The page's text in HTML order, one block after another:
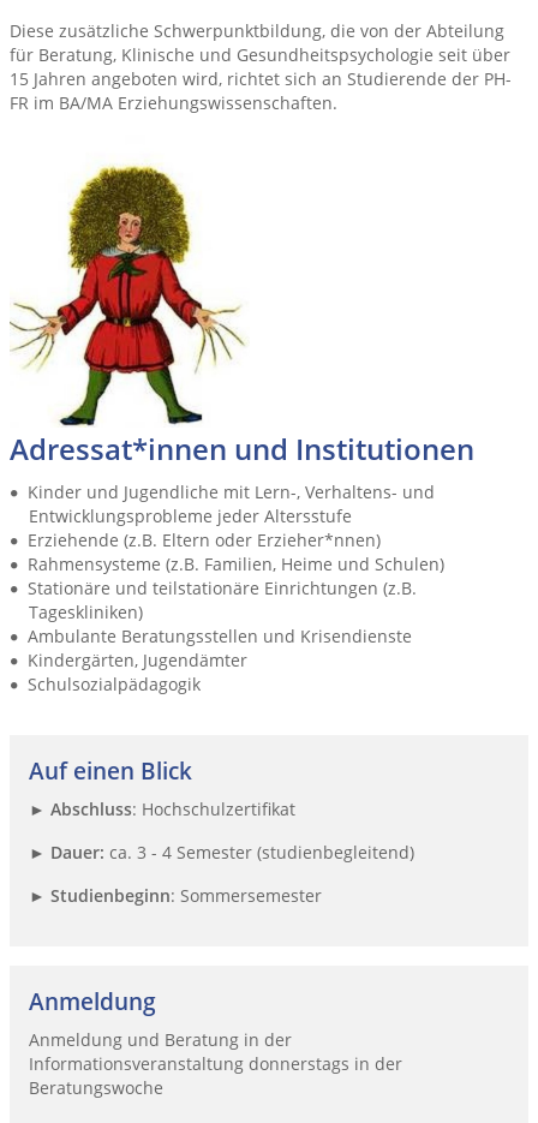
Diese zusätzliche Schwerpunktbildung, die von der Abteilung
für Beratung, Klinische und Gesundheitspsychologie seit über
15 Jahren angeboten wird, richtet sich an Studierende der PH-
FR im BA/MA Erziehungswissenschaften.
Adressat*innen und Institutionen
Kinder und Jugendliche mit Lern-, Verhaltens- und
Entwicklungsprobleme jeder Altersstufe
Erziehende (z.B. Eltern oder Erzieher*nnen)
Rahmensysteme (z.B. Familien, Heime und Schulen)
Stationäre und teilstationäre Einrichtungen (z.B.
Tageskliniken)
Ambulante Beratungsstellen und Krisendienste
Kindergärten, Jugendämter
Schulsozialpädagogik
Auf einen Blick
► Abschluss: Hochschulzertifikat
► Dauer: ca. 3 - 4 Semester (studienbegleitend)
► Studienbeginn: Sommersemester
Anmeldung
Anmeldung und Beratung in der
Informationsveranstaltung donnerstags in der
Beratungswoche